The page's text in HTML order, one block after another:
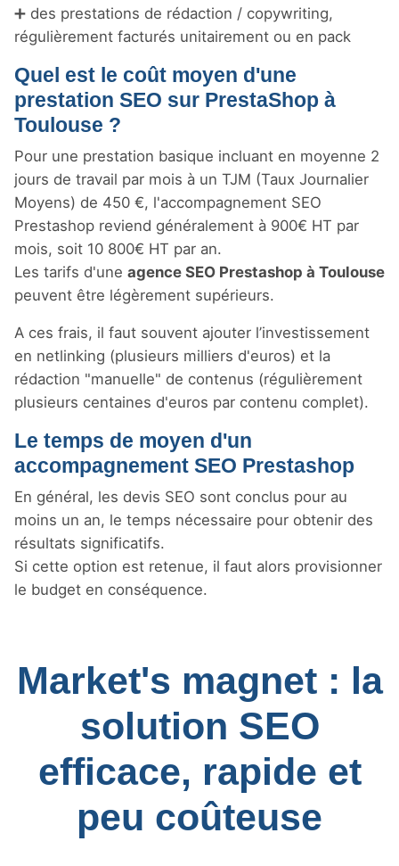
➕ des prestations de rédaction / copywriting,
régulièrement facturés unitairement ou en pack
Quel est le coût moyen d'une
prestation SEO sur PrestaShop à
Toulouse ?
Pour une prestation basique incluant en moyenne 2
jours de travail par mois à un TJM (Taux Journalier
Moyens) de 450 €, l'accompagnement SEO
Prestashop reviend généralement à 900€ HT par
mois, soit 10 800€ HT par an.
Les tarifs d'une agence SEO Prestashop à Toulouse
peuvent être légèrement supérieurs.
A ces frais, il faut souvent ajouter l’investissement
en netlinking (plusieurs milliers d'euros) et la
rédaction "manuelle" de contenus (régulièrement
plusieurs centaines d'euros par contenu complet).
Le temps de moyen d'un
accompagnement SEO Prestashop
En général, les devis SEO sont conclus pour au
moins un an, le temps nécessaire pour obtenir des
résultats significatifs.
Si cette option est retenue, il faut alors provisionner
le budget en conséquence.
Market's magnet : la
solution SEO
efficace, rapide et
peu coûteuse